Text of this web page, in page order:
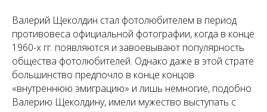
Валерий Щеколдин стал фотолюбителем в период
противовеса официальной фотографии, когда в конце
1960-х гг. появляются и завоевывают популярность
общества фотолюбителей. Однако даже в этой страте
большинство предпочло в конце концов
«внутреннюю эмиграцию» и лишь немногие, подобно
Валерию Щеколдину, имели мужество выступать с